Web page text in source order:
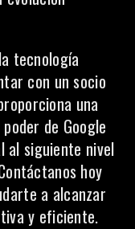
tecnología
con un socio
una
de Google
al siguiente nivel
hoy
a alcanzar
y eficiente.